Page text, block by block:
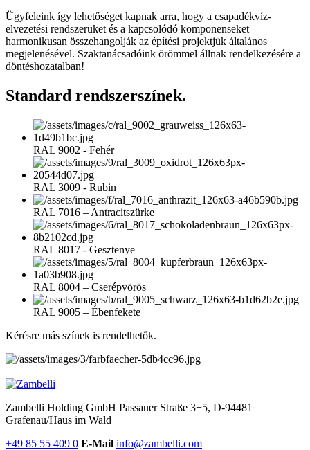
Ügyfeleink így lehetőséget kapnak arra, hogy a csapadékvíz-
elvezetési rendszerüket és a kapcsolódó komponenseket
harmonikusan összehangolják az építési projektjük általános
megjelenésével. Szaktanácsadóink örömmel állnak rendelkezésére a
döntéshozatalban!
Standard rendszerszínek.
RAL 9002 - Fehér
RAL 3009 - Rubin
RAL 7016 – Antracitszürke
RAL 8017 - Gesztenye
RAL 8004 – Cserépvörös
RAL 9005 – Ébenfekete
Kérésre más színek is rendelhetők.
Zambelli Holding GmbH Passauer Straße 3+5, D-94481
Grafenau/Haus im Wald
+49 85 55 409 0 E-Mail info@zambelli.com